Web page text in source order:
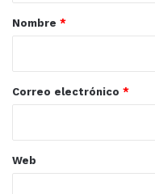
r
*
Nombre *
Correo electrónico *
Web